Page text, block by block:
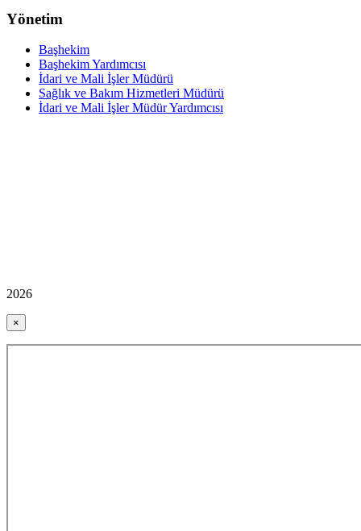
Yönetim
Başhekim
Başhekim Yardımcısı
İdari ve Mali İşler Müdürü
Sağlık ve Bakım Hizmetleri Müdürü
İdari ve Mali İşler Müdür Yardımcısı
2026
×